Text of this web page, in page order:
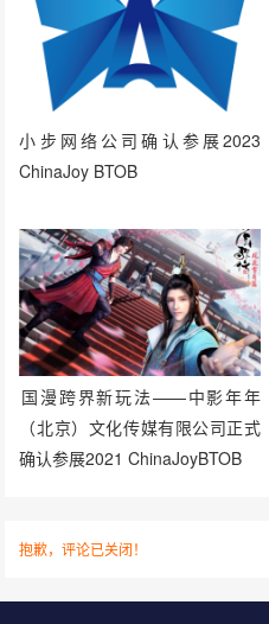
小步网络公司确认参展2023
ChinaJoy BTOB
​国漫跨界新玩法——中影年年
（北京）文化传媒有限公司正式
确认参展2021 ChinaJoyBTOB
抱歉，评论已关闭！